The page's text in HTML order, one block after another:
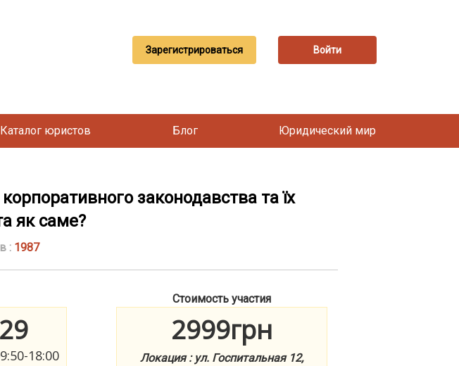
Зарегистрироваться Войти
Каталог юристов Блог Юридический мир
законодавства та їх
як саме?
: 1987
18:00
Стоимость участия
2999грн
Локация : ул. Госпитальная 12,